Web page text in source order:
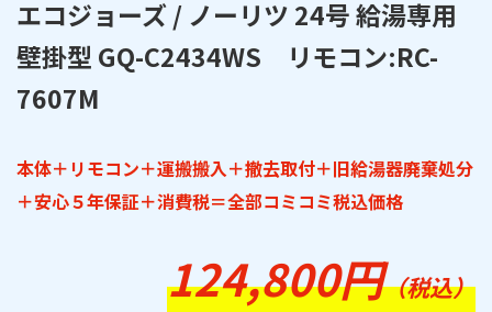
エコジョーズ / ノーリツ 24号 給湯専用
壁掛型 GQ-C2434WS リモコン:RC-
7607M
本体＋リモコン＋運搬搬入＋撤去取付＋旧給湯器廃棄処分
＋安心５年保証＋消費税＝全部コミコミ税込価格
124,800円（税込）